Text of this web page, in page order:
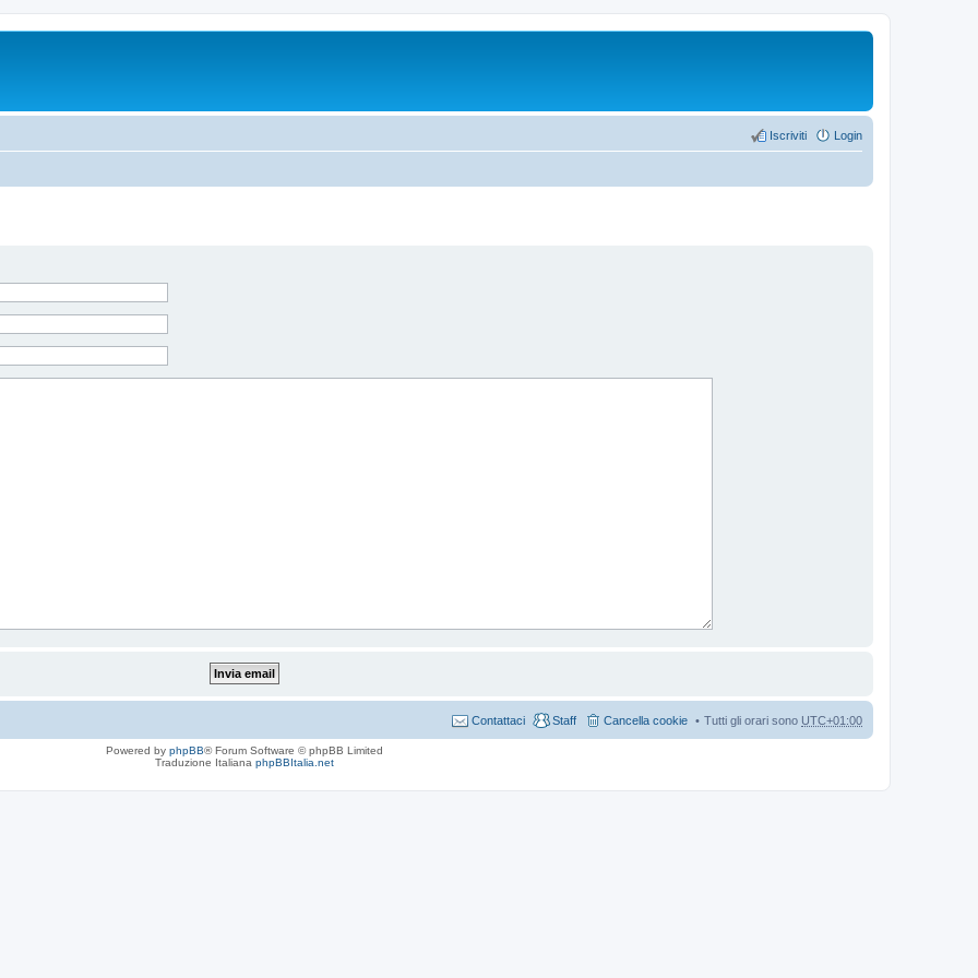
Login
Iscriviti
Tutti gli orari sono UTC+01:00
Cancella cookie
Staff
Contattaci
Powered by phpBB® Forum Software © phpBB Limited
Traduzione Italiana phpBBItalia.net